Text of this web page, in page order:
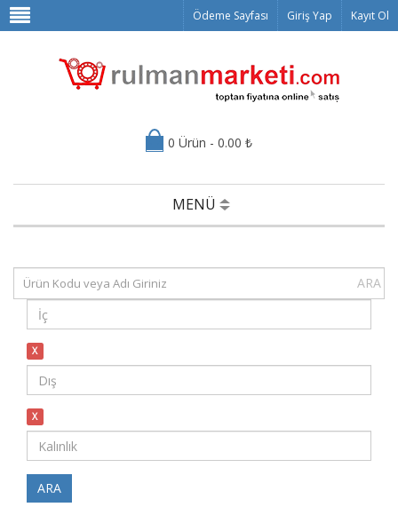
Ödeme Sayfası Giriş Yap Kayıt Ol
0 Ürün - 0.00 ₺
MENÜ
ARA
X
X
ARA